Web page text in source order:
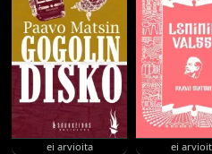
ei arvioita ei